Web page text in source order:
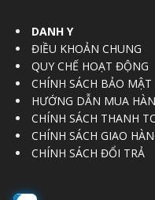
DANH Y
ĐIỀU KHOẢN CHUNG
QUY CHẾ HOẠT ĐỘNG
CHÍNH SÁCH BẢO MẬT
HƯỚNG DẪN MUA
CHÍNH SÁCH THANH
CHÍNH SÁCH GIAO
CHÍNH SÁCH ĐỔI TRẢ